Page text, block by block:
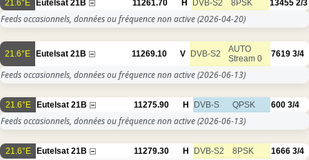
21.6°E Eutelsat 21B 11261.70 H DVB-S2 8PSK 13455 2/3
Feeds occasionnels, données ou fréquence non active(2026-04-20)
21.6°E Eutelsat 21B 11269.10 V DVB-S2
AUTO
Stream 0
7619 3/4
Feeds occasionnels, données ou fréquence non active(2026-06-13)
21.6°E Eutelsat 21B 11275.90 H DVB-S QPSK 600 3/4
Feeds occasionnels, données ou fréquence non active(2026-06-13)
21.6°E Eutelsat 21B 11279.30 H DVB-S2 8PSK 1666 3/4